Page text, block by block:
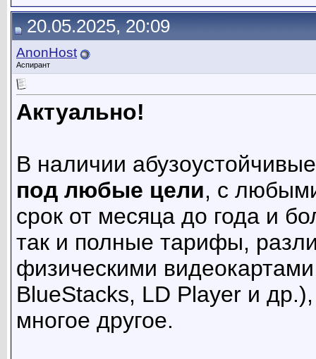
20.05.2025, 20:09
AnonHost
Аспирант
Актуально!
В наличии
под любые цели, с
срок от месяца до года и
так и полные тарифы,
физическими
BlueStacks, LD Player и
многое другое.